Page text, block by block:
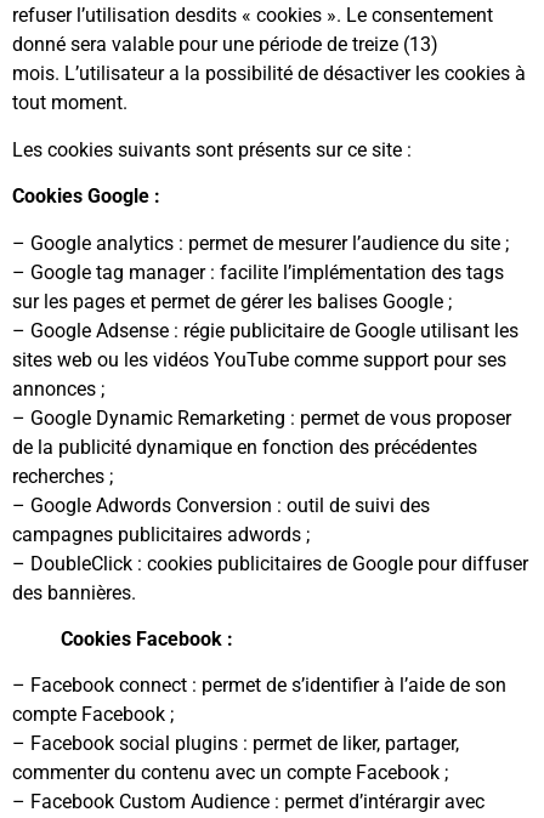
refuser l’utilisation desdits « cookies ». Le consentement
donné sera valable pour une période de treize (13)
mois. L’utilisateur a la possibilité de désactiver les cookies à
tout moment.
Les cookies suivants sont présents sur ce site :
Cookies Google :
– Google analytics : permet de mesurer l’audience du site ;
– Google tag manager : facilite l’implémentation des tags
sur les pages et permet de gérer les balises Google ;
– Google Adsense : régie publicitaire de Google utilisant les
sites web ou les vidéos YouTube comme support pour ses
annonces ;
– Google Dynamic Remarketing : permet de vous proposer
de la publicité dynamique en fonction des précédentes
recherches ;
– Google Adwords Conversion : outil de suivi des
campagnes publicitaires adwords ;
– DoubleClick : cookies publicitaires de Google pour diffuser
des bannières.
Cookies Facebook :
– Facebook connect : permet de s’identifier à l’aide de son
compte Facebook ;
– Facebook social plugins : permet de liker, partager,
commenter du contenu avec un compte Facebook ;
– Facebook Custom Audience : permet d’intérargir avec